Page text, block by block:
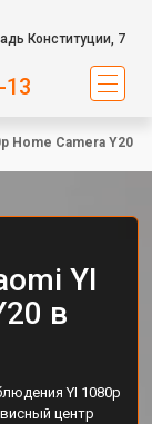
Конституции, 7
13
Home Camera Y20
YI
в
YI 1080p
центр